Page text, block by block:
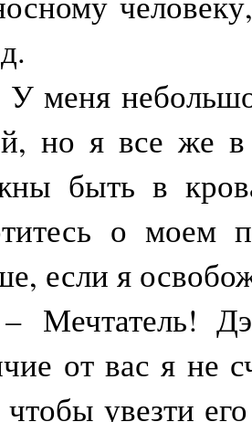
меня
но я все же
быть в
о моем
если я
от вас я не
увезти